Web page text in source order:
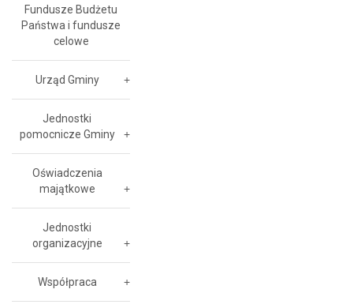
Fundusze Budżetu
Państwa i fundusze
celowe
Urząd Gminy
Jednostki
pomocnicze Gminy
Oświadczenia
majątkowe
Jednostki
organizacyjne
Współpraca